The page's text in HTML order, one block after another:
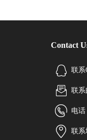
Contact
联系
联系
电话
联系